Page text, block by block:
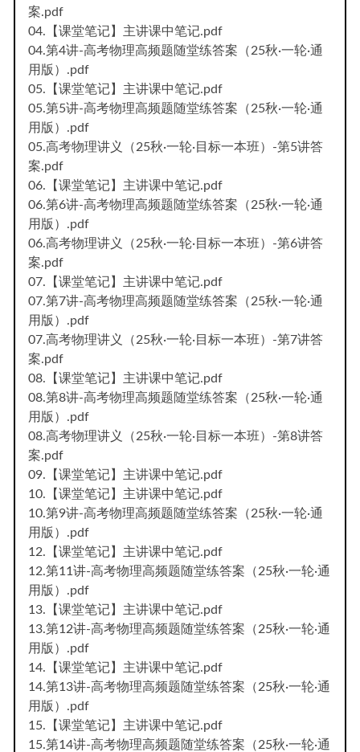
案.pdf
04.【课堂笔记】主讲课中笔记.pdf
04.第4讲-高考物理高频题随堂练答案（25秋·一轮·通
用版）.pdf
05.【课堂笔记】主讲课中笔记.pdf
05.第5讲-高考物理高频题随堂练答案（25秋·一轮·通
用版）.pdf
05.高考物理讲义（25秋·一轮·目标一本班）-第5讲答
案.pdf
06.【课堂笔记】主讲课中笔记.pdf
06.第6讲-高考物理高频题随堂练答案（25秋·一轮·通
用版）.pdf
06.高考物理讲义（25秋·一轮·目标一本班）-第6讲答
案.pdf
07.【课堂笔记】主讲课中笔记.pdf
07.第7讲-高考物理高频题随堂练答案（25秋·一轮·通
用版）.pdf
07.高考物理讲义（25秋·一轮·目标一本班）-第7讲答
案.pdf
08.【课堂笔记】主讲课中笔记.pdf
08.第8讲-高考物理高频题随堂练答案（25秋·一轮·通
用版）.pdf
08.高考物理讲义（25秋·一轮·目标一本班）-第8讲答
案.pdf
09.【课堂笔记】主讲课中笔记.pdf
10.【课堂笔记】主讲课中笔记.pdf
10.第9讲-高考物理高频题随堂练答案（25秋·一轮·通
用版）.pdf
12.【课堂笔记】主讲课中笔记.pdf
12.第11讲-高考物理高频题随堂练答案（25秋·一轮·通
用版）.pdf
13.【课堂笔记】主讲课中笔记.pdf
13.第12讲-高考物理高频题随堂练答案（25秋·一轮·通
用版）.pdf
14.【课堂笔记】主讲课中笔记.pdf
14.第13讲-高考物理高频题随堂练答案（25秋·一轮·通
用版）.pdf
15.【课堂笔记】主讲课中笔记.pdf
15.第14讲-高考物理高频题随堂练答案（25秋·一轮·通